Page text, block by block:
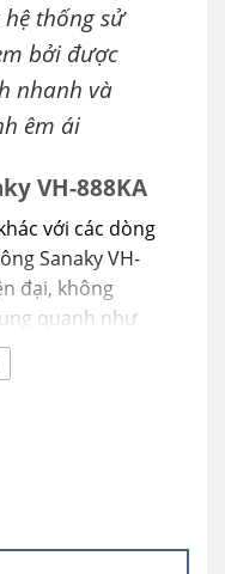
thống sử
bởi được
nhanh và
êm ái
VH-888KA
với các dòng
Sanaky VH-
đại, không
quanh như
lít với 2 cánh
bên nào thì
kiệm hiệu quả
gây hao phí
sơn tĩnh điện bền